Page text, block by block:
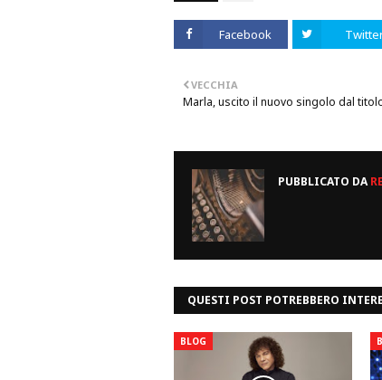
Facebook
VECCHIA
Marla, uscito il nuovo singolo dal
PUBBLICATO DA
QUESTI POST POTREBBERO
BLOG